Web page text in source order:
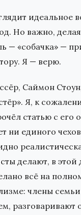
идеальное
Но важно, делая
— «собачка» —
Я — верю.
Саймон
Я, к
статью с его
ни единого
делают, в этой
всё на
члены семьи
разговаривают